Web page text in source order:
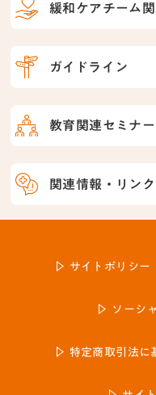
緩和ケアチーム
ガイドライン
教育関連セミナー
関連情報・リン
サイトポリシー
ソーシ
特定商取引法に